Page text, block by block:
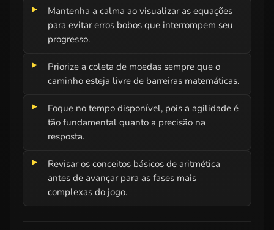
Mantenha a calma ao visualizar as equações
para evitar erros bobos que interrompem seu
progresso.
Priorize a coleta de moedas sempre que o
caminho esteja livre de barreiras matemáticas.
Foque no tempo disponível, pois a agilidade é
tão fundamental quanto a precisão na
resposta.
Revisar os conceitos básicos de aritmética
antes de avançar para as fases mais
complexas do jogo.